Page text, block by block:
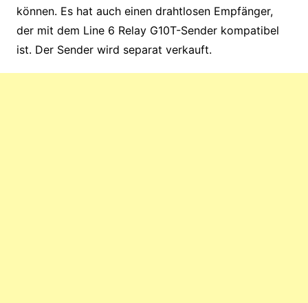
können. Es hat auch einen drahtlosen Empfänger,
der mit dem Line 6 Relay G10T-Sender kompatibel
ist. Der Sender wird separat verkauft.